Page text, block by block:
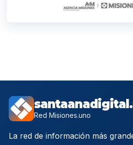
Red Misiones.uno
La red de información más